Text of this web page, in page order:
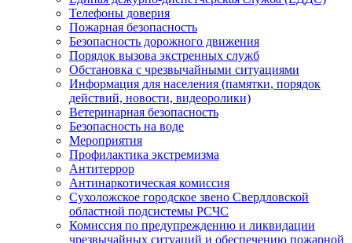
Телефоны доверия
Пожарная безопасность
Безопасность дорожного движения
Порядок вызова экстренных служб
Обстановка с чрезвычайными ситуациями
Информация для населения (памятки, порядок
действий, новости, видеоролики)
Ветеринарная безопасность
Безопасность на воде
Мероприятия
Профилактика экстремизма
Антитеррор
Антинаркотическая комиссия
Сухоложское городское звено Свердловской
областной подсистемы РСЧС
Комиссия по предупреждению и ликвидации
чрезвычайных ситуаций и обеспечению пожарной